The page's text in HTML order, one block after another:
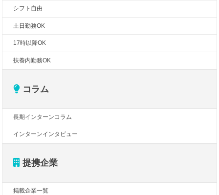
シフト自由
土日勤務OK
17時以降OK
扶養内勤務OK
コラム
長期インターンコラム
インターンインタビュー
提携企業
掲載企業一覧